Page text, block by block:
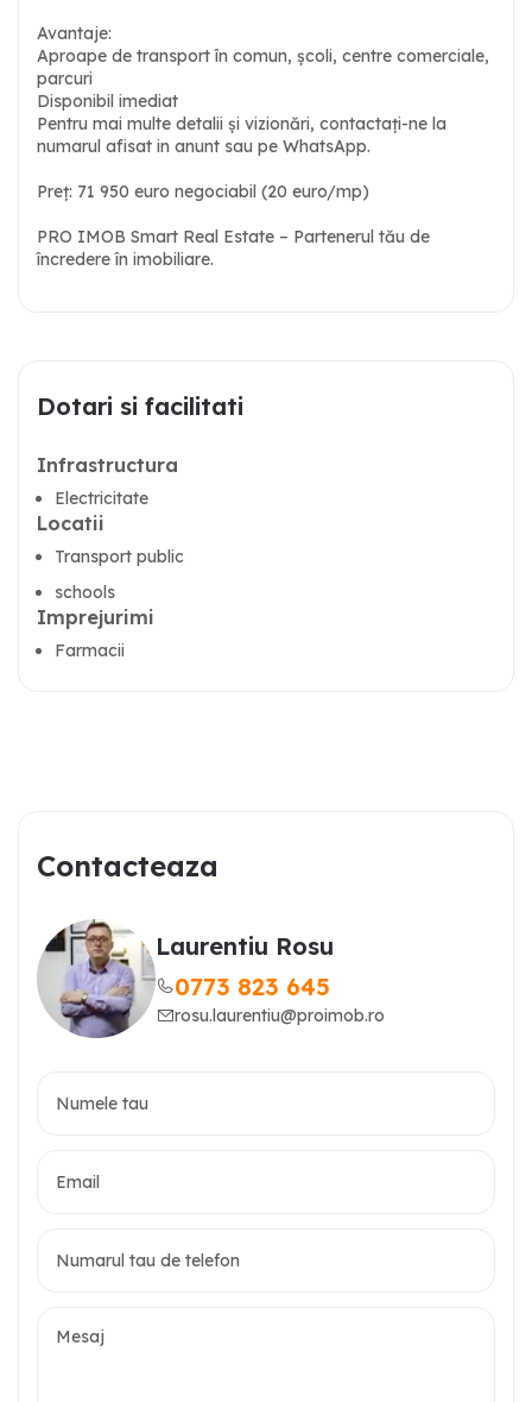
Avantaje:
Aproape de transport în comun, școli, centre comerciale,
parcuri
Disponibil imediat
Pentru mai multe detalii și vizionări, contactați-ne la
numarul afisat in anunt sau pe WhatsApp.
Preț: 71 950 euro negociabil (20 euro/mp)
PRO IMOB Smart Real Estate – Partenerul tău de
încredere în imobiliare.
Dotari si facilitati
Infrastructura
Electricitate
Locatii
Transport public
schools
Imprejurimi
Farmacii
Contacteaza
Laurentiu Rosu
0773 823 645
rosu.laurentiu@proimob.ro